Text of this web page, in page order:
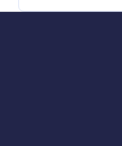
1TB